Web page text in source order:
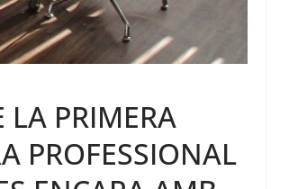
LA PRIMERA
PROFESSIONAL